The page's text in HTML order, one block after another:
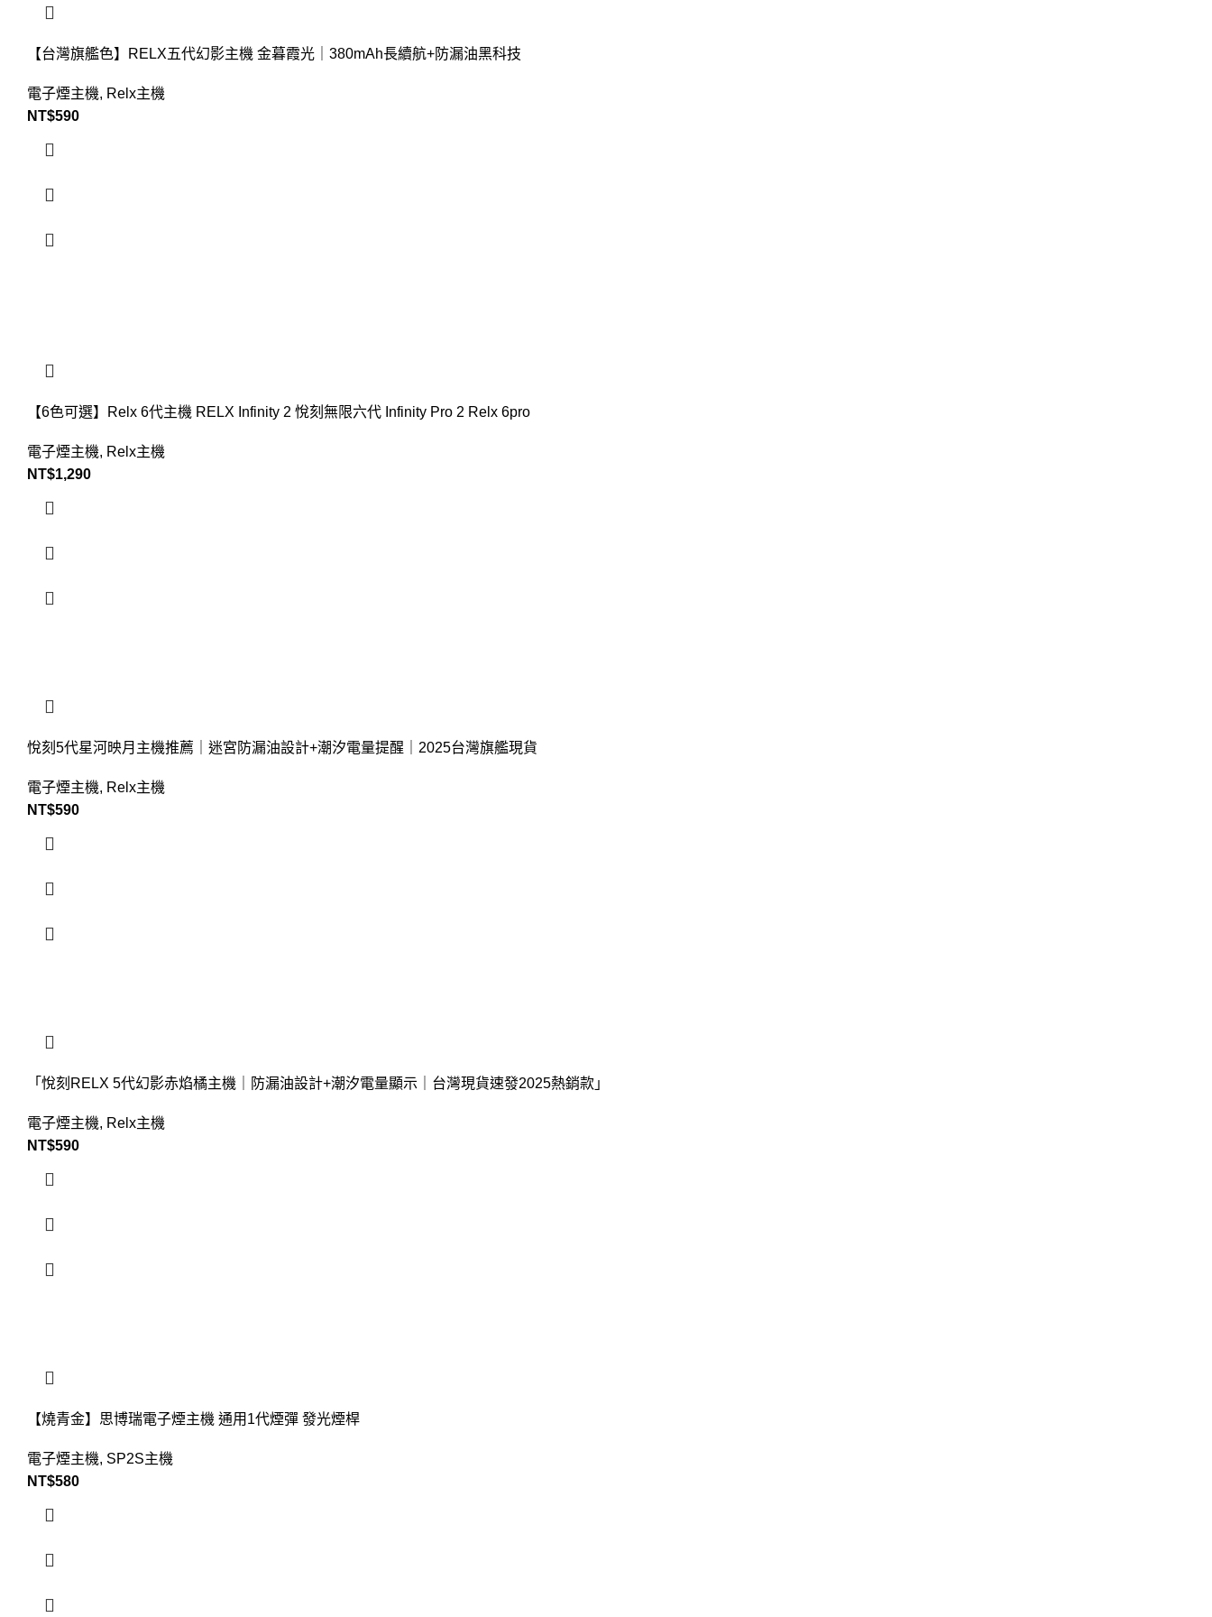
【台灣旗艦色】RELX五代幻影主機 金暮霞光｜380mAh長續航+防漏油黑科技
電子煙主機, Relx主機
NT$590
【6色可選】Relx 6代主機 RELX Infinity 2 悅刻無限六代 Infinity Pro 2 Relx 6pro
電子煙主機, Relx主機
NT$1,290
悅刻5代星河映月主機推薦｜迷宮防漏油設計+潮汐電量提醒｜2025台灣旗艦現貨
電子煙主機, Relx主機
NT$590
「悅刻RELX 5代幻影赤焰橘主機｜防漏油設計+潮汐電量顯示｜台灣現貨速發2025熱銷款」
電子煙主機, Relx主機
NT$590
【燒青金】思博瑞電子煙主機 通用1代煙彈 發光煙桿
電子煙主機, SP2S主機
NT$580